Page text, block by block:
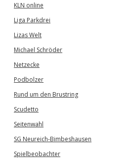
KLN online
Liga Parkdrei
Lizas Welt
Michael Schröder
Netzecke
Podbolzer
Rund um den Brustring
Scudetto
Seitenwahl
SG Neureich-Bimbeshausen
Spielbeobachter